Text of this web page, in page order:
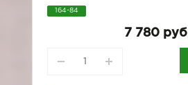
164-84
7 780 руб